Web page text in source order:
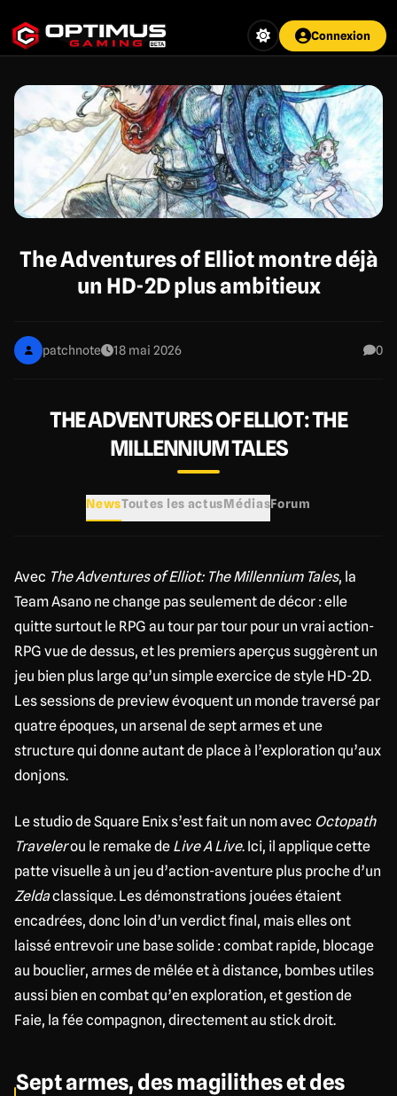
au
contenu
Connexion
The Adventures of Elliot montre déjà
un HD-2D plus ambitieux
patchnote 18 mai 2026 0
THE ADVENTURES OF ELLIOT: THE
MILLENNIUM TALES
NewsToutes les actusMédiasForum
Avec The Adventures of Elliot: The Millennium Tales, la
Team Asano ne change pas seulement de décor : elle
quitte surtout le RPG au tour par tour pour un vrai action-
RPG vue de dessus, et les premiers aperçus suggèrent un
jeu bien plus large qu’un simple exercice de style HD-2D.
Les sessions de preview évoquent un monde traversé par
quatre époques, un arsenal de sept armes et une
structure qui donne autant de place à l’exploration qu’aux
donjons.
Le studio de Square Enix s’est fait un nom avec Octopath
Travelerou le remake de Live A Live. Ici, il applique cette
patte visuelle à un jeu d’action-aventure plus proche d’un
Zeldaclassique. Les démonstrations jouées étaient
encadrées, donc loin d’un verdict final, mais elles ont
laissé entrevoir une base solide : combat rapide, blocage
au bouclier, armes de mêlée et à distance, bombes utiles
aussi bien en combat qu’en exploration, et gestion de
Faie, la fée compagnon, directement au stick droit.
Sept armes, des magilithes et des